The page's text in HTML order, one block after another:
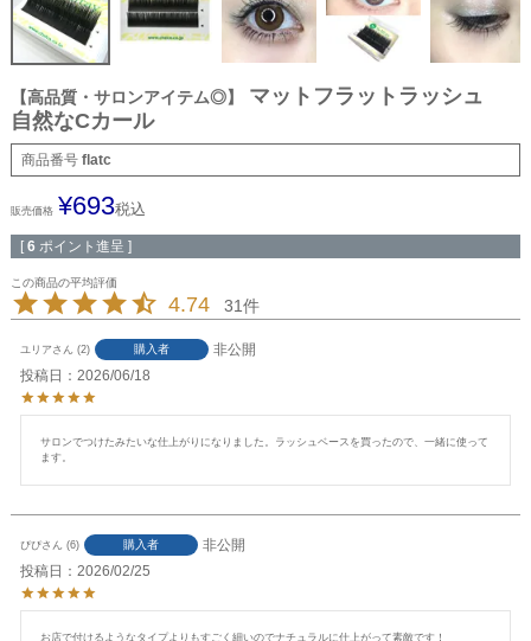
【高品質・サロンアイテム◎】
マットフラットラッシュ
自然なCカール
商品番号 flatc
販売価格 ¥693税込
[ 6 ポイント進呈 ]
4.74 31
ユリア 2 購入者
非公開
投稿日
2026/06/18
サロンでつけたみたいな仕上がりになりました。ラッシュベースを買ったので、一緒に使って
ます。
ぴぴ 6 購入者
非公開
投稿日
2026/02/25
お店で付けるようなタイプよりもすごく細いのでナチュラルに仕上がって素敵です！